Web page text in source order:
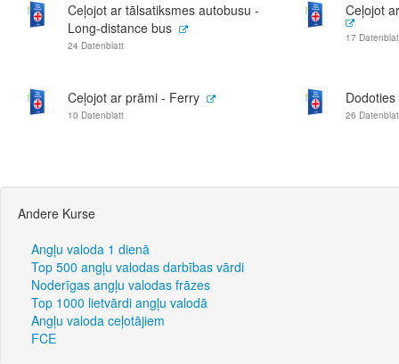
Ceļojot ar tālsatiksmes autobusu -
Long-distance bus
24 Datenblatt
Ceļojot
17
Ceļojot ar prāmi - Ferry
10 Datenblatt 26
Andere Kurse
Angļu valoda 1 dienā
Top 500 angļu valodas darbības vārdi
Noderīgas angļu valodas frāzes
Top 1000 lietvārdi angļu valodā
Angļu valoda ceļotājiem
FCE